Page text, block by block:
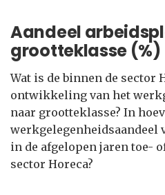
Aandeel
grootteklasse (%)
Wat is de binnen de sector
ontwikkeling van het
naar grootteklasse? In
werkgelegenheidsaandeel
in de afgelopen jaren toe-
sector Horeca?